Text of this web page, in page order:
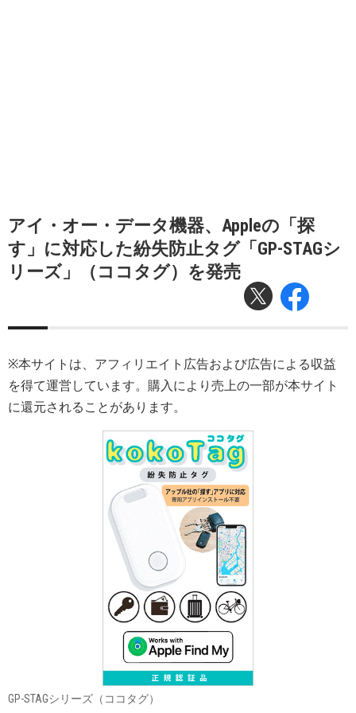
アイ・オー・データ機器、Appleの「探
す」に対応した紛失防止タグ「GP-STAGシ
リーズ」（ココタグ）を発売
※本サイトは、アフィリエイト広告および広告による収益
を得て運営しています。購入により売上の一部が本サイト
に還元されることがあります。
GP-STAGシリーズ（ココタグ）